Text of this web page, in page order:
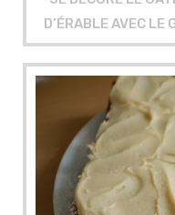
D’ÉRABLE AVEC LE